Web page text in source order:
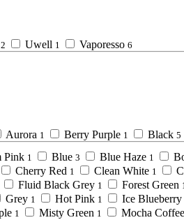
2 Uwell 1 Vaporesso 6
Aurora 1 Berry Purple 1 Black 5
Pink 1 Blue 3 Blue Haze 1
Cherry Red 1 Clean White 1
Fluid Black Grey 1 Forest Green
Grey 1 Hot Pink 1 Ice Blueberry
1 Misty Green 1 Mocha Coffee